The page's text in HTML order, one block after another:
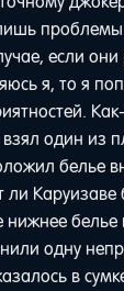
если они
я, то я
один из
белье
ли Каруизаве
нижнее
одну
в